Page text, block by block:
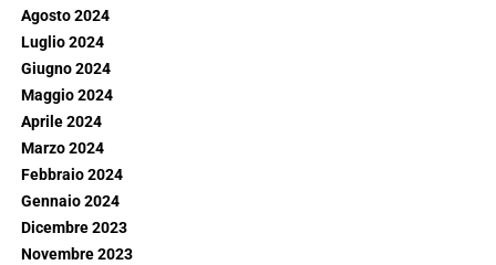
Agosto 2024
Luglio 2024
Giugno 2024
Maggio 2024
Aprile 2024
Marzo 2024
Febbraio 2024
Gennaio 2024
Dicembre 2023
Novembre 2023